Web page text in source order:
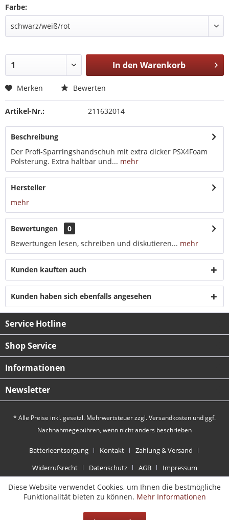
Farbe:
In den Warenkorb
Merken Bewerten
Artikel-Nr.: 211632014
Beschreibung
Der Profi-Sparringshandschuh mit extra dicker PSX4Foam
Polsterung. Extra haltbar und... mehr
Hersteller
mehr
Bewertungen
0
Bewertungen lesen, schreiben und diskutieren... mehr
Kunden kauften auch
Kunden haben sich ebenfalls angesehen
Service Hotline
Shop Service
Informationen
Newsletter
* Alle Preise inkl. gesetzl. Mehrwertsteuer zzgl.Versandkosten und ggf.
Nachnahmegebühren, wenn nicht anders beschrieben
Batterieentsorgung Kontakt
Zahlung & Versand
Widerrufsrecht
Datenschutz AGB Impressum
Diese Website verwendet Cookies, um Ihnen die bestmögliche
Funktionalität bieten zu können. Mehr Informationen